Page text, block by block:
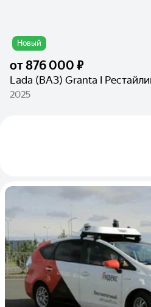
Новый
от876 000 ₽
Lada (ВАЗ) Granta I
2025